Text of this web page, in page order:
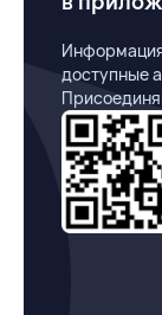
доступные